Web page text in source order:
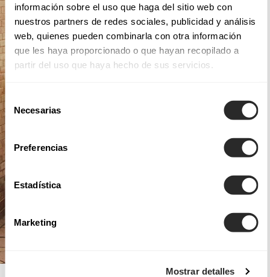
información sobre el uso que haga del sitio web con
nuestros partners de redes sociales, publicidad y análisis
web, quienes pueden combinarla con otra información
que les haya proporcionado o que hayan recopilado a
partir del uso que haya hecho de sus servicios.
Selección
de
consentimiento
Necesarias
Preferencias
Estadística
Marketing
Mostrar detalles